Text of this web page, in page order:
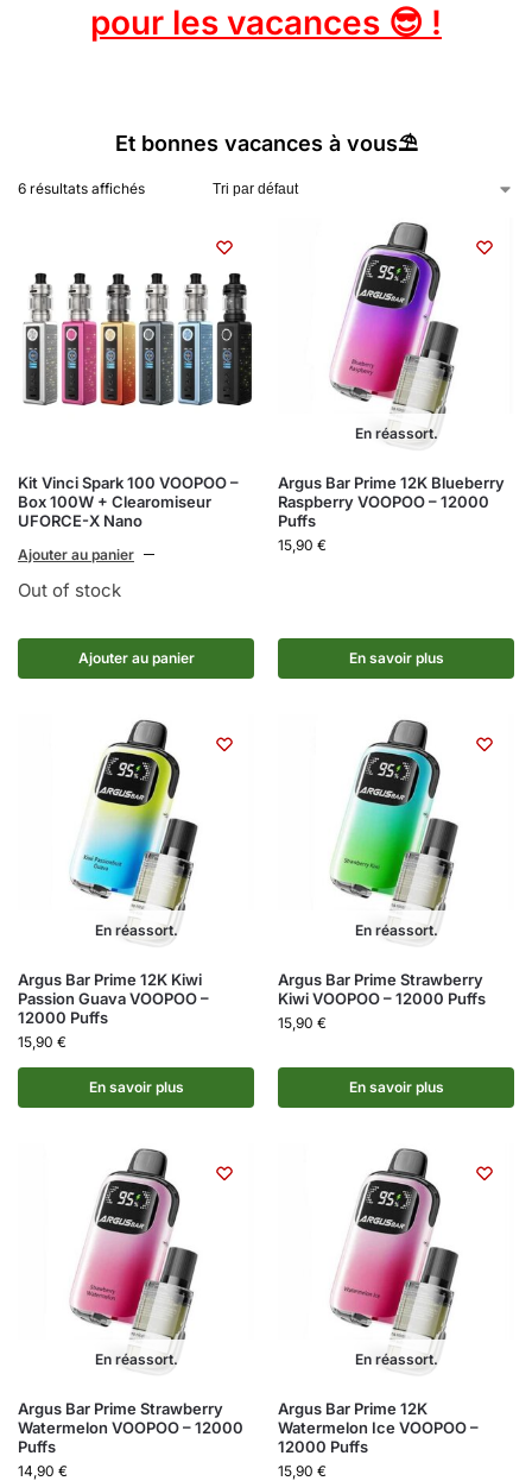
pour les vacances 😎 !
Et bonnes vacances à vous⛱️
6 résultats affichés
Kit Vinci Spark 100 VOOPOO –
Box 100W + Clearomiseur
UFORCE-X Nano
Ajouter au panier
Out of stock
Ajouter au panier
En réassort.
Argus Bar Prime 12K Blueberry
Raspberry VOOPOO – 12000
Puffs
15,90 €
En savoir plus
En réassort.
Argus Bar Prime 12K Kiwi
Passion Guava VOOPOO –
12000 Puffs
15,90 €
En savoir plus
En réassort.
Argus Bar Prime Strawberry
Kiwi VOOPOO – 12000 Puffs
15,90 €
En savoir plus
En réassort.
Argus Bar Prime Strawberry
Watermelon VOOPOO – 12000
Puffs
14,90 €
En réassort.
Argus Bar Prime 12K
Watermelon Ice VOOPOO –
12000 Puffs
15,90 €